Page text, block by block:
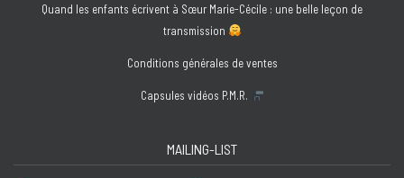
écrits)
Quand les enfants écrivent à Sœur Marie-Cécile : une belle leçon de
transmission
Conditions générales de ventes
Capsules vidéos P.M.R.
MAILING-LIST